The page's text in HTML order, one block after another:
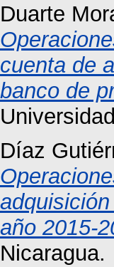
Duarte
cuenta de
banco de
Díaz
año 2015-
Nicaragua.